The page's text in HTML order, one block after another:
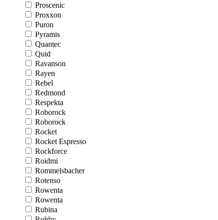
Proscenic
Proxxon
Puron
Pyramis
Quantec
Quid
Ravanson
Rayen
Rebel
Redmond
Respekta
Roborock
Roborock
Rocket
Rocket Espresso
Rockforce
Roidmi
Rommelsbacher
Rotenso
Rowenta
Rowenta
Rubina